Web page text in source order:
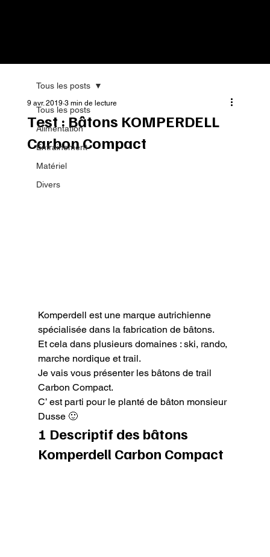
Tous les posts
Alimentation
Entrainement
Matériel
Divers
Tous les posts
Test : Bâtons KOMPERDELL
Carbon Compact
9 avr. 2019 3 min de lecture
Komperdell est une marque autrichienne
spécialisée dans la fabrication de bâtons.
Et cela dans plusieurs domaines : ski, rando,
marche nordique et trail.
Je vais vous présenter les bâtons de trail
Carbon Compact.
C’ est parti pour le planté de bâton monsieur
Dusse 🙂
1 Descriptif des bâtons
Komperdell Carbon Compact